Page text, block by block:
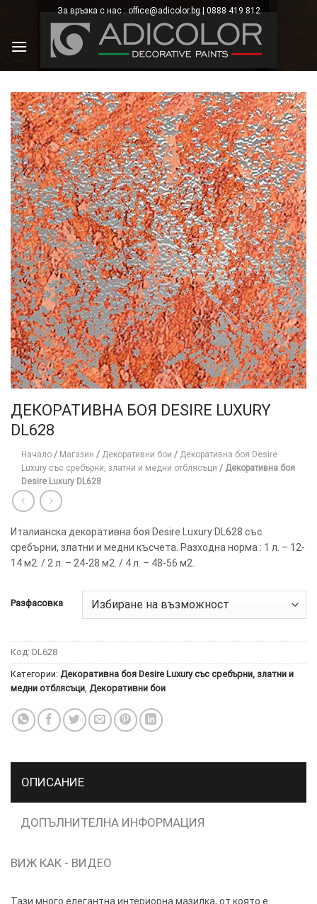
content
За връзка с нас : office@adicolor.bg | 0888 419 812
ДЕКОРАТИВНА БОЯ DESIRE LUXURY
DL628
Начало / Магазин / Декоративни бои / Декоративна боя Desire
Luxury със сребърни, златни и медни отблясъци / Декоративна боя
Desire Luxury DL628
Италианска декоративна боя Desire Luxury DL628 със
сребърни, златни и медни късчета. Разходна норма : 1 л. – 12-
14 м2. / 2 л. – 24-28 м2. / 4 л. – 48-56 м2.
Разфасовка
Код: DL628
Категории: Декоративна боя Desire Luxury със сребърни, златни и
медни отблясъци Декоративни бои
ОПИСАНИЕ
ДОПЪЛНИТЕЛНА ИНФОРМАЦИЯ
ВИЖ КАК - ВИДЕО
Тази много елегантна интериорна мазилка, от която е
×
× ТОЗИ
САЙТ
ИЗПОЛЗВА
БИСКВИТКИ.
МОЖЕТЕ
ДА
НАМЕРИТЕ
ТУК.
УСЛУГИ ОПЦИИ
Google